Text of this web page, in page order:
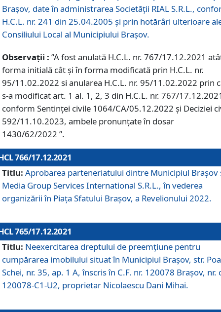
Braşov, date în administrarea Societăţii RIAL S.R.L.,
H.C.L. nr. 241 din 25.04.2005 și prin hotărâri ulterioare
Consiliului Local al Municipiului Braşov.
Observații : ”A fost anulată H.C.L. nr. 767/17.12.2021
forma initială cât și în forma modificată prin H.C.L. nr.
95/11.02.2022 si anularea H.C.L. nr. 95/11.02.2022 prin
s-a modificat art. 1 al. 1, 2, 3 din H.C.L. nr. 767/
conform Sentinței civile 1064/CA/05.12.2022 și Deciziei
592/11.10.2023, ambele pronunțate în dosar
1430/62/2022 ”.
766/17.12.2021
Titlu: Aprobarea parteneriatului dintre Municipiul Brașov
Media Group Services International S.R.L., în vederea
organizării în Piața Sfatului Brașov, a Revelionului 2022.
765/17.12.2021
Titlu: Neexercitarea dreptului de preemţiune pentru
cumpărarea imobilului situat în Municipiul Braşov, str.
Schei, nr. 35, ap. 1 A, înscris în C.F. nr. 120078 Brașov, nr.
120078-C1-U2, proprietar Nicolaescu Dani Mihai.